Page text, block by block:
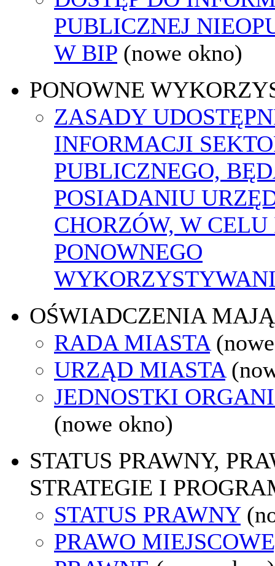
PUBLICZNEJ
W BIP (nowe okno)
PONOWNE
ZASADY
INFORMACJI
PUBLICZNEGO,
POSIADANIU
CHORZÓW, W
PONOWNEGO
OŚWIADCZENIA
RADA MIASTA
URZĄD MIASTA
JEDNOSTKI
(nowe okno)
STATUS PRAWNY,
STRATEGIE I
STATUS PRAWNY
PRAWO